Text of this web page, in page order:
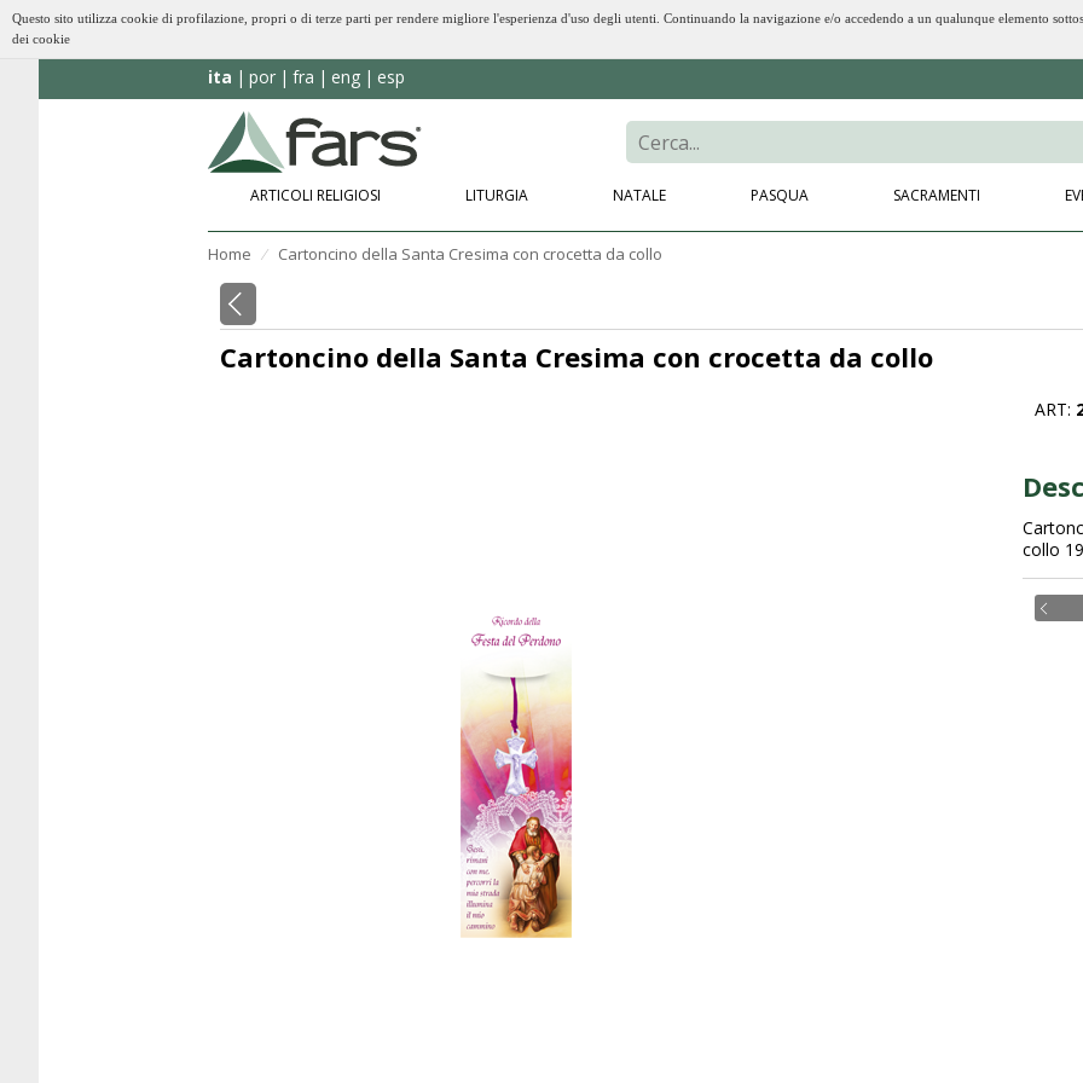
Questo sito utilizza cookie di profilazione, propri o di terze parti per rendere migliore l'esperienza d'uso degli utenti. Continuando la navigazione e/o accedendo a un qualunque elemento
dei cookie
ita por fra eng esp
ARTICOLI RELIGIOSI LITURGIA NATALE PASQUA SACRAMENTI
Home ⁄ Cartoncino della Santa Cresima con crocetta da collo
Cartoncino della Santa Cresima con crocetta da collo
ART:
collo